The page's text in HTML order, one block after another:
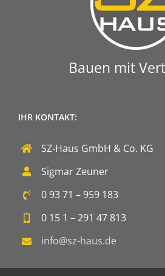
Bauen mit
IHR KONTAKT:
SZ-Haus GmbH & Co. KG
Sigmar Zeuner
0 93 71 – 959 183
0 15 1 – 291 47 813
info@sz-haus.de